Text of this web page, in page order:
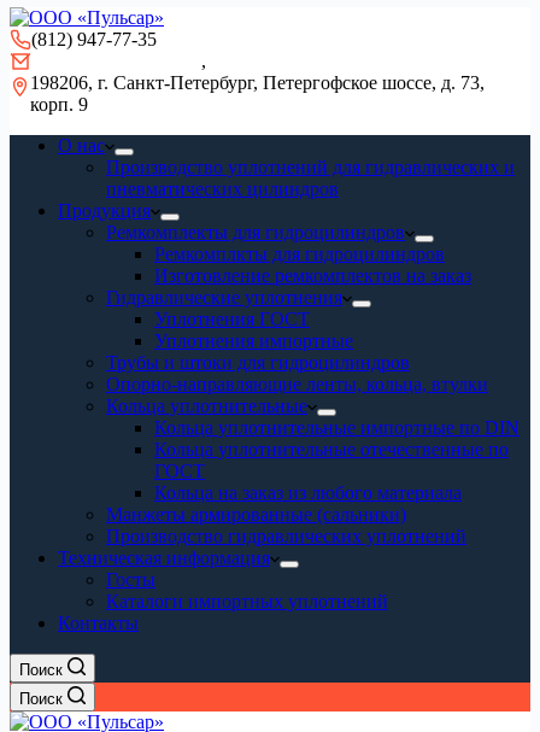
(812) 947-77-35
,
198206, г. Санкт-Петербург, Петергофское шоссе, д. 73,
корп. 9
О нас
Производство уплотнений для гидравлических и
пневматических цилиндров
Продукция
Ремкомплекты для гидроцилиндров
Ремкомплкты для гидроцилиндров
Изготовление ремкомплектов на заказ
Гидравлические уплотнения
Уплотнения ГОСТ
Уплотнения импортные
Трубы и штоки для гидроцилиндров
Опорно-направляющие ленты, кольца, втулки
Кольца уплотнительные
Кольца уплотнительные импортные по DIN
Кольца уплотнительные отечественные по
ГОСТ
Кольца на заказ из любого материала
Манжеты армированные (сальники)
Производство гидравлических уплотнений
Техническая информация
Госты
Каталоги импортных уплотнений
Контакты
Поиск
Поиск